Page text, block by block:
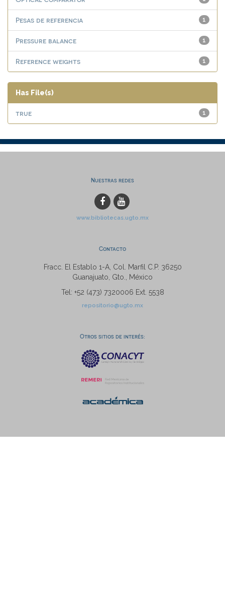
1
Pesas de referencia
1
Pressure balance
1
Reference weights
Has File(s)
1
true
Nuestras redes
www.bibliotecas.ugto.mx
Contacto
Fracc. El Establo 1-A, Col. Marfil C.P. 36250
Guanajuato, Gto., México
Tel: +52 (473) 7320006 Ext. 5538
repositorio@ugto.mx
Otros sitios de interés: